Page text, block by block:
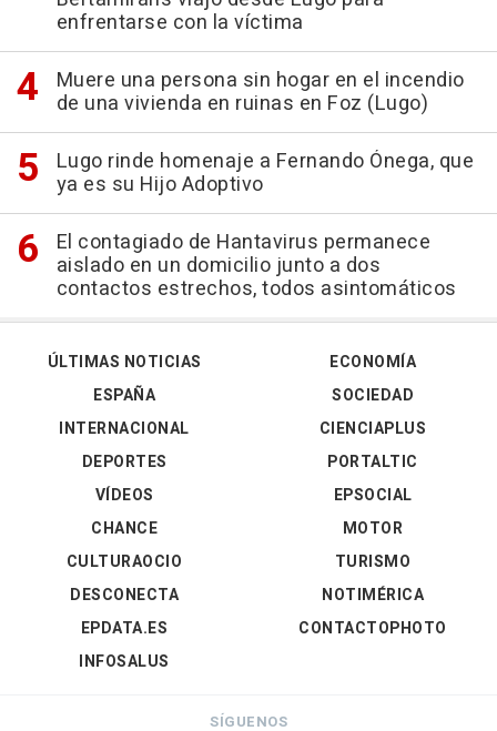
enfrentarse con la víctima
Muere una persona sin hogar en el incendio
de una vivienda en ruinas en Foz (Lugo)
Lugo rinde homenaje a Fernando Ónega, que
ya es su Hijo Adoptivo
El contagiado de Hantavirus permanece
aislado en un domicilio junto a dos
contactos estrechos, todos asintomáticos
ÚLTIMAS NOTICIAS
ESPAÑA
INTERNACIONAL
DEPORTES
VÍDEOS
ECONOMÍA
SOCIEDAD
CIENCIAPLUS
PORTALTIC
EPSOCIAL
CHANCE
CULTURAOCIO
DESCONECTA
EPDATA.ES
INFOSALUS
MOTOR
TURISMO
NOTIMÉRICA
CONTACTOPHOTO
SÍGUENOS